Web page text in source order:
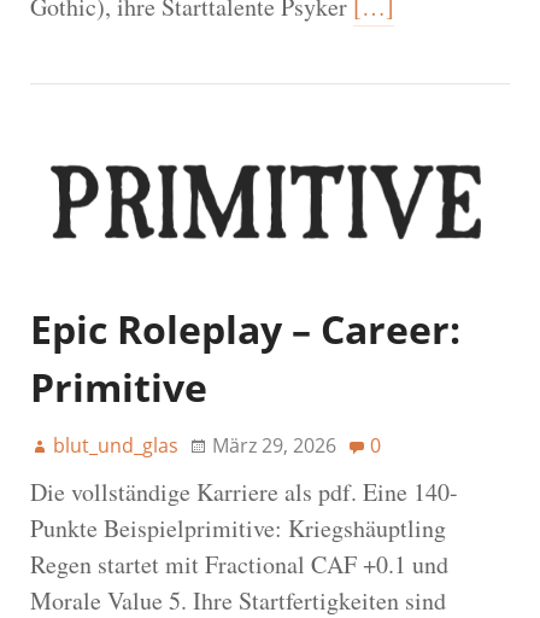
Gothic), ihre Starttalente Psyker […]
Epic Roleplay – Career:
Primitive
blut_und_glas März 29, 2026 0
Die vollständige Karriere als pdf. Eine 140-
Punkte Beispielprimitive: Kriegshäuptling
Regen startet mit Fractional CAF +0.1 und
Morale Value 5. Ihre Startfertigkeiten sind